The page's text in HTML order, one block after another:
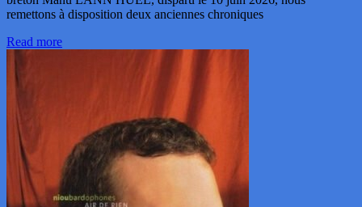
remettons à disposition deux anciennes chroniques
Read more